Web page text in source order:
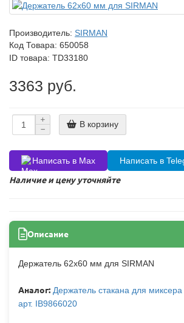
Производитель: SIRMAN
Код Товара: 650058
ID товара: TD33180
3363 руб.
В корзину
Написать в Max
Написать в
Наличие и цену уточняйте
Описание
Держатель 62х60 мм для SIRMAN
Аналог: Держатель стакана для миксера
арт. IB9866020